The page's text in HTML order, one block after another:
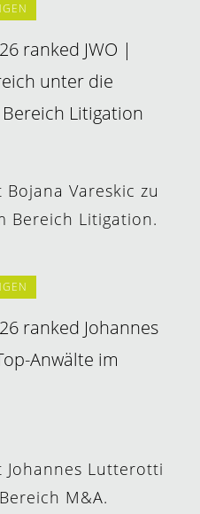
ranked JWO |
unter die
Litigation
Vareskic zu
Bereich Litigation.
ranked Johannes
Anwälte im
Johannes Lutterotti
M&A.